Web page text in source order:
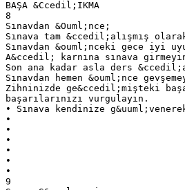
BAŞA &Ccedil;IKMA
8
Sınavdan &Ouml;nce;
Sınava tam &ccedil;alışmış
Sınavdan &ouml;nceki gece iyi
A&ccedil; karnına sınava
Son ana kadar asla ders
Sınavdan hemen &ouml;nce
Zihninizde ge&ccedil;mişteki
başarılarınızı vurgulayın.
• Sınava kendinize
•
•
•
•
•
•
9